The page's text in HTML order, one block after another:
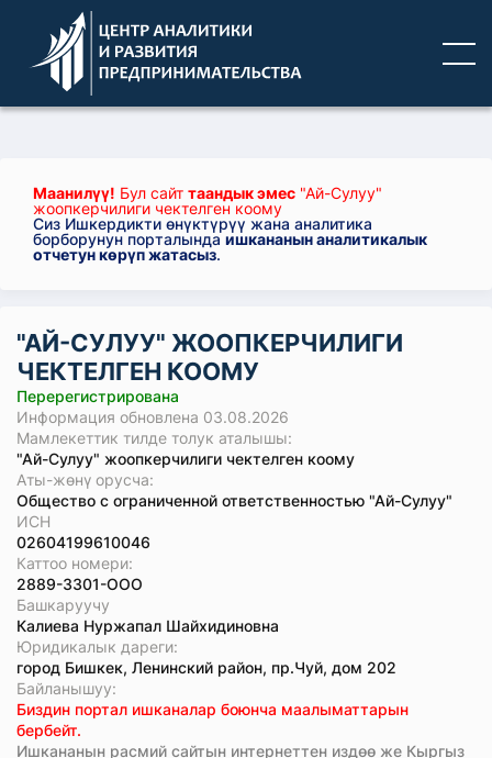
Маанилүү! Бул сайт таандык эмес "Ай-Сулуу"
жоопкерчилиги чектелген коому
Сиз Ишкердикти өнүктүрүү жана аналитика
борборунун порталындаишкананын аналитикалык
отчетун көрүп жатасыз.
"АЙ-СУЛУУ" ЖООПКЕРЧИЛИГИ
ЧЕКТЕЛГЕН КООМУ
Перерегистрирована
Информация обновлена 03.08.2026
Мамлекеттик тилде толук аталышы:
"Ай-Сулуу" жоопкерчилиги чектелген коому
Аты-жөнү орусча:
Общество с ограниченной ответственностью "Ай-Сулуу"
ИСН
02604199610046
Каттоо номери:
2889-3301-ООО
Башкаруучу
Калиева Нуржапал Шайхидиновна
Юридикалык дареги:
город Бишкек, Ленинский район, пр.Чуй, дом 202
Байланышуу:
Биздин портал ишканалар боюнча маалыматтарын
бербейт.
Ишкананын расмий сайтын интернеттен издөө же Кыргыз